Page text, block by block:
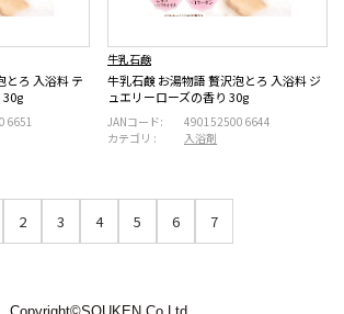
とろ 入浴料 テ
30g
牛乳石鹸
牛乳石鹸 お湯物語 贅沢泡とろ 入浴料 ジ
ュエリーローズの香り 30g
JANコード:
4901525006644
カテゴリ :
入浴剤
2 3 4 5 6 7